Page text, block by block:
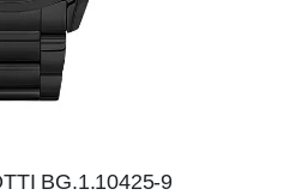
BG.1.10425-9